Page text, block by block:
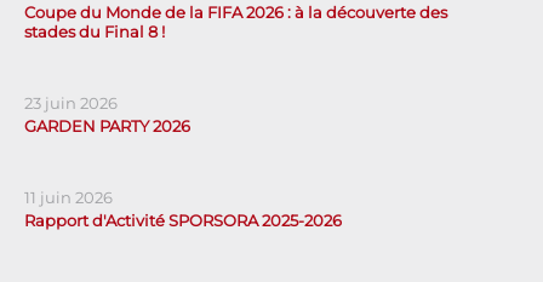
Coupe du Monde de la FIFA 2026 : à la découverte des
stades du Final 8 !
23 juin 2026
GARDEN PARTY 2026
11 juin 2026
Rapport d'Activité SPORSORA 2025-2026